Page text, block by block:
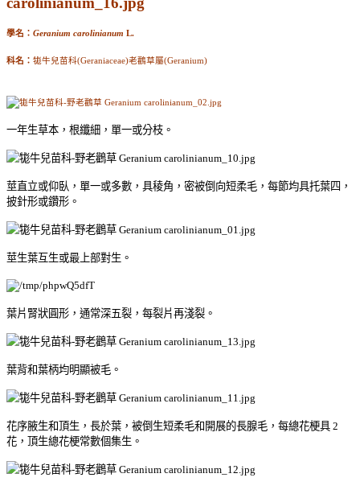
學名： Geranium carolinianum L.
科名： 牻牛兒苗科(Geraniaceae)老鸛草屬(Geranium)
一年生草本，根纖細，單一或分枝。
莖直立或仰臥，單一或多數，具稜角，密被倒向短柔毛，每節均具托葉四，
披針形或鑽形。
莖生葉互生或最上部對生。
葉片腎狀圓形，通常深五裂，每裂片再淺裂。
葉背和葉柄均明顯被毛。
花序腋生和頂生，長於葉，被倒生短柔毛和開展的長腺毛，每總花梗具 2
花，頂生總花梗常數個集生。